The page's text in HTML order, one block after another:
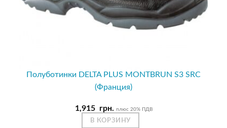
Полуботинки DELTA PLUS MONTBRUN S3 SRC
(Франция)
1,915 грн. плюс 20% ПДВ
В КОРЗИНУ